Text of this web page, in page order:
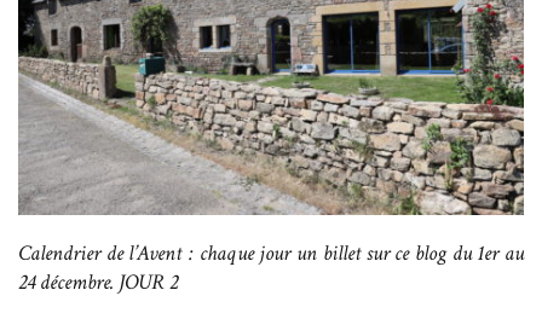
Calendrier de l’Avent : chaque jour un billet sur ce blog du 1er au
24 décembre. JOUR 2